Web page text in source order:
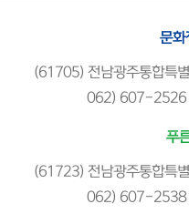
문화
(61705) 전남광주통합특
062) 607-2526
푸
(61723) 전남광주통합특
062) 607-2538